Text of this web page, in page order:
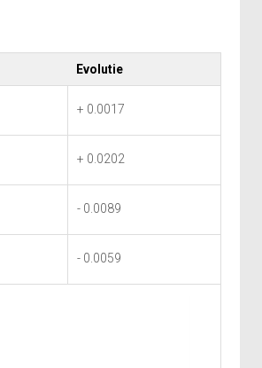
Evolutie
+ 0.0017
+ 0.0202
- 0.0089
- 0.0059